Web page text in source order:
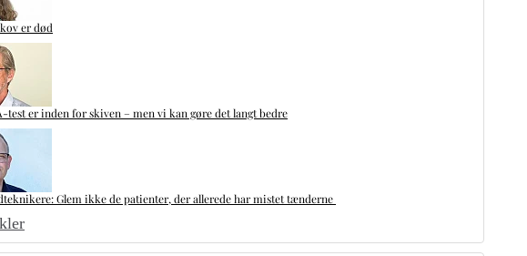
er død
test er inden for skiven – men vi kan gøre det langt bedre
Glem ikke de patienter, der allerede har mistet tænderne